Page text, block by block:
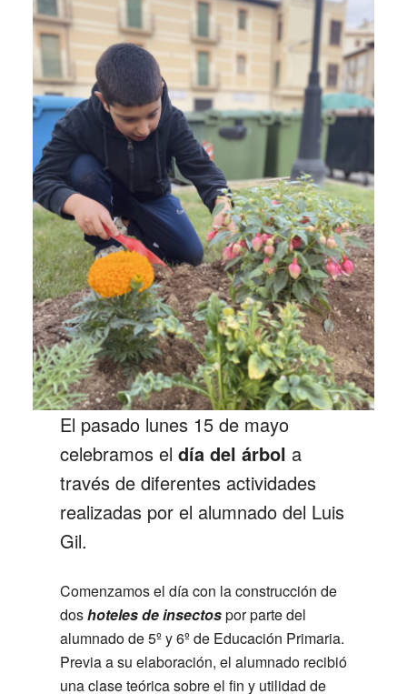
El pasado lunes 15 de mayo
celebramos el día del árbol a
través de diferentes actividades
realizadas por el alumnado del Luis
Gil.
Comenzamos el día con la construcción de
doshoteles de insectospor parte del
alumnado de 5º y 6º de Educación Primaria.
Previa a su elaboración, el alumnado recibió
una clase teórica sobre el fin y utilidad de